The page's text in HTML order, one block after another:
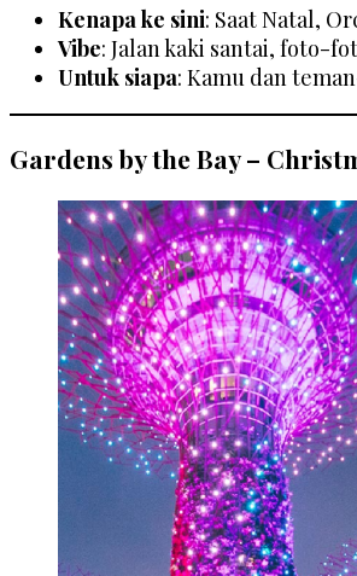
Kenapa ke sini: Saat Natal,
Vibe: Jalan kaki santai, foto-
Untuk siapa: Kamu dan
Gardens by the Bay –